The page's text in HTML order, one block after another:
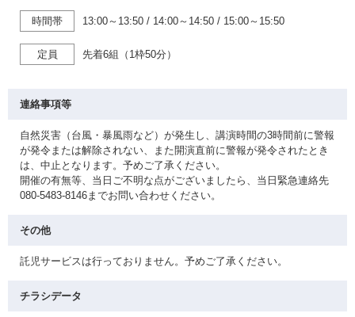
時間帯 13:00～13:50 / 14:00～14:50 / 15:00～15:50
定員 先着6組（1枠50分）
連絡事項等
自然災害（台風・暴風雨など）が発生し、講演時間の3時間前に警報
が発令または解除されない、また開演直前に警報が発令されたとき
は、中止となります。予めご了承ください。
開催の有無等、当日ご不明な点がございましたら、当日緊急連絡先
080-5483-8146までお問い合わせください。
その他
託児サービスは行っておりません。予めご了承ください。
チラシデータ